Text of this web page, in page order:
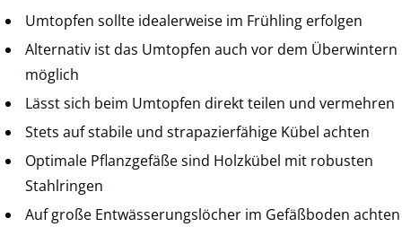
Umtopfen sollte idealerweise im Frühling erfolgen
Alternativ ist das Umtopfen auch vor dem Überwintern
möglich
Lässt sich beim Umtopfen direkt teilen und vermehren
Stets auf stabile und strapazierfähige Kübel achten
Optimale Pflanzgefäße sind Holzkübel mit robusten
Stahlringen
Auf große Entwässerungslöcher im Gefäßboden achten